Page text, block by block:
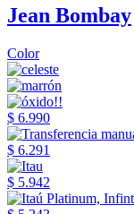
Jean Bombay
Color
$ 6.990
$ 6.291
$ 5.942